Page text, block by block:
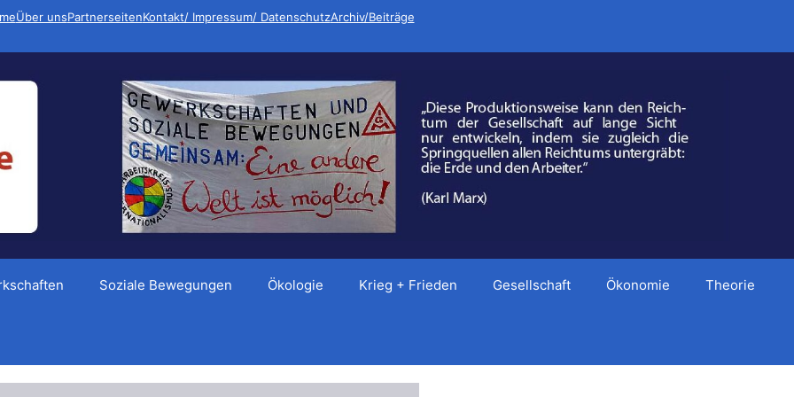
Über unsPartnerseitenKontakt/ Impressum/ DatenschutzArchiv/Beiträge
Soziale Bewegungen Ökologie Krieg + Frieden Gesellschaft Ökonomie Theorie